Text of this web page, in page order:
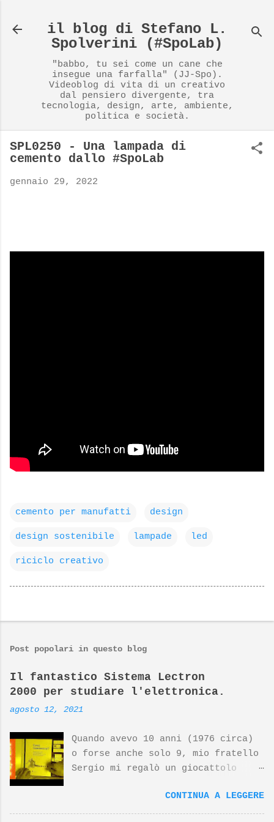
il blog di Stefano L.
Spolverini (#SpoLab)
"babbo, tu sei come un cane che
insegue una farfalla" (JJ-Spo).
Videoblog di vita di un creativo
dal pensiero divergente, tra
tecnologia, design, arte, ambiente,
politica e società.
SPL0250 - Una lampada di
cemento dallo #SpoLab
gennaio 29, 2022
cemento per manufatti design
design sostenibile lampade led
riciclo creativo
Post popolari in questo blog
Il fantastico Sistema Lectron
2000 per studiare l'elettronica.
agosto 12, 2021
Quando avevo 10 anni (1976 circa)
o forse anche solo 9, mio fratello
Sergio mi regalò un giocattolo
sistema per studiare l'elettronica
giocando. Nato dalla mente
CONTINUA A LEGGERE